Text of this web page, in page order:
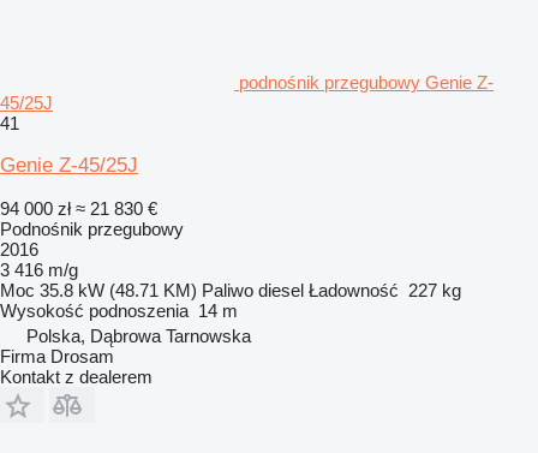
podnośnik przegubowy Genie Z-
45/25J
41
Genie Z-45/25J
94 000 zł ≈ 21 830 €
Podnośnik przegubowy
2016
3 416 m/g
Moc 35.8 kW (48.71 KM) Paliwo diesel Ładowność 227 kg
Wysokość podnoszenia 14 m
Polska, Dąbrowa Tarnowska
Firma Drosam
Kontakt z dealerem